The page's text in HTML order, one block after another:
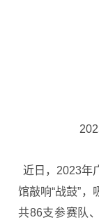
近日，2023年
馆敲响“战鼓”
共86支参赛队